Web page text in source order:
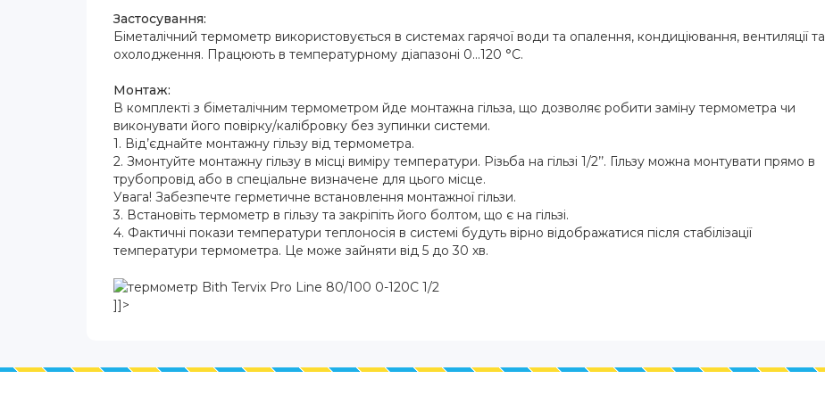
Застосування:
Біметалічний термометр використовується в системах гарячої води та опалення, кондиціювання, вентиляції та
охолодження. Працюють в температурному діапазоні 0...120 °C.
Монтаж:
В комплекті з біметалічним термометром йде монтажна гільза, що дозволяє робити заміну термометра чи
виконувати його повірку/калібровку без зупинки системи.
1. Від’єднайте монтажну гільзу від термометра.
2. Змонтуйте монтажну гільзу в місці виміру температури. Різьба на гільзі 1/2’’. Гільзу можна монтувати прямо в
трубопровід або в спеціальне визначене для цього місце.
Увага! Забезпечте герметичне встановлення монтажної гільзи.
3. Встановіть термометр в гільзу та закріпіть його болтом, що є на гільзі.
4. Фактичні покази температури теплоносія в системі будуть вірно відображатися після стабілізації
температури термометра. Це може зайняти від 5 до 30 хв.
]]>